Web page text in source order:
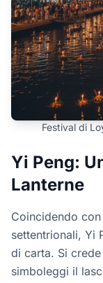
Festival di
Yi Peng:
Lanterne
Coincidendo
settentrionali, Yi
di carta. Si
simboleggi il